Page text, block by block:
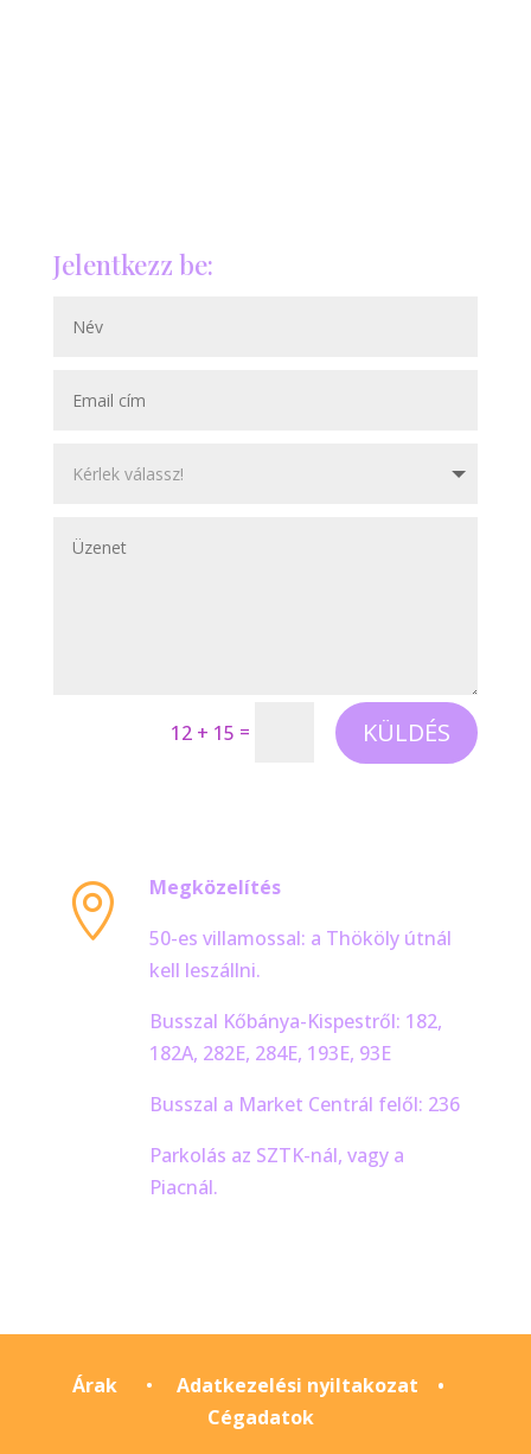
Jelentkezz be:
12 + 15 = KÜLDÉS

Megközelítés
50-es villamossal: a Thököly útnál
kell leszállni.
Busszal Kőbánya-Kispestről: 182,
182A, 282E, 284E, 193E, 93E
Busszal a Market Centrál felől: 236
Parkolás az SZTK-nál, vagy a
Piacnál.
Árak• Adatkezelési nyiltakozat •
Cégadatok